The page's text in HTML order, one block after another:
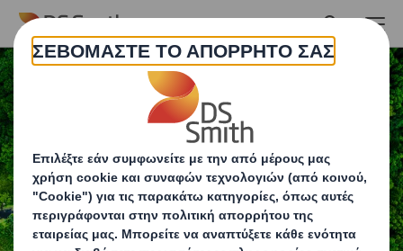
Skip to main content